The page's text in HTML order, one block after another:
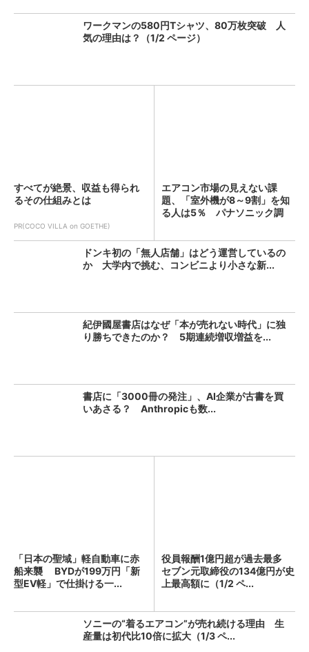
ワークマンの580円Tシャツ、80万枚突破 人
気の理由は？（1/2 ページ）
すべてが絶景、収益も得られ
るその仕組みとは
PR(COCO VILLA on GOETHE)
エアコン市場の見えない課
題、「室外機が8～9割」を知
る人は5％ パナソニック調
ドンキ初の「無人店舗」はどう運営しているの
か 大学内で挑む、コンビニより小さな新...
紀伊國屋書店はなぜ「本が売れない時代」に独
り勝ちできたのか？ 5期連続増収増益を...
書店に「3000冊の発注」、AI企業が古書を買
いあさる？ Anthropicも数...
「日本の聖域」軽自動車に赤
船来襲 BYDが199万円「新
型EV軽」で仕掛ける一...
役員報酬1億円超が過去最多
セブン元取締役の134億円が史
上最高額に（1/2 ペ...
ソニーの“着るエアコン”が売れ続ける理由 生
産量は初代比10倍に拡大（1/3 ペ...